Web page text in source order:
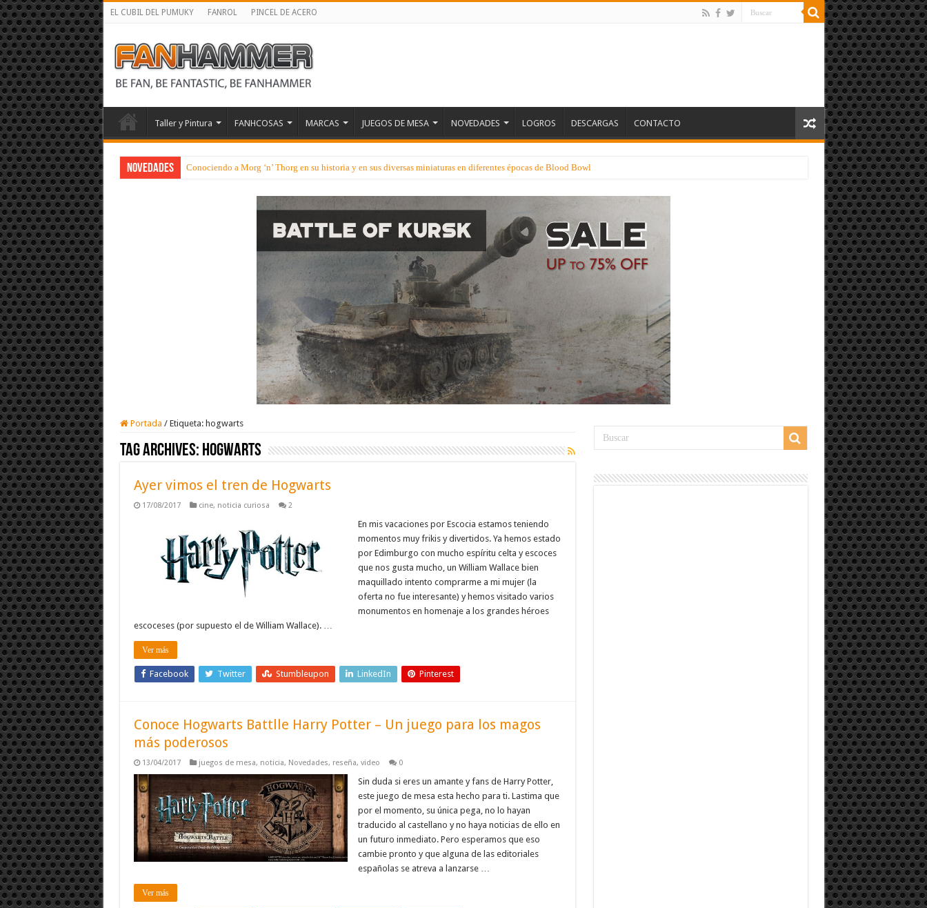
EL CUBIL DEL PUMUKY FANROL PINCEL DE ACERO
Taller y Pintura FANHCOSAS MARCAS JUEGOS DE MESA NOVEDADES LOGROS DESCARGAS CONTACTO
NOVEDADES Conociendo a Morg ‘n’ Thorg en su historia y en sus diversas miniaturas en diferentes épocas de Blood Bowl
Portada / Etiqueta: hogwarts
Tag Archives: hogwarts
Ayer vimos el tren de Hogwarts
17/08/2017 cine, noticia curiosa 2
En mis vacaciones por Escocia estamos teniendo
momentos muy frikis y divertidos. Ya hemos estado
por Edimburgo con mucho espíritu celta y escoces
que nos gusta mucho, un William Wallace bien
maquillado intento comprarme a mi mujer (la
oferta no fue interesante) y hemos visitado varios
monumentos en homenaje a los grandes héroes
escoceses (por supuesto el de William Wallace). …
Ver más
Facebook Twitter Stumbleupon LinkedIn Pinterest
Conoce Hogwarts Battlle Harry Potter – Un juego para los magos
más poderosos
13/04/2017 juegos de mesa, noticia, Novedades, reseña, video 0
Sin duda si eres un amante y fans de Harry Potter,
este juego de mesa esta hecho para ti. Lastima que
por el momento, su única pega, no lo hayan
traducido al castellano y no haya noticias de ello en
un futuro inmediato. Pero esperamos que eso
cambie pronto y que alguna de las editoriales
españolas se atreva a lanzarse …
Ver más